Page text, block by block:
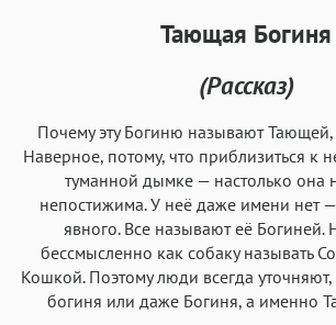
Roboto
Аа
Garamond
Аа
Fira Sans
Аа
Iowan
Аа
San Francisco Аа
SF Serif
Аа
Helvetica Neue
Аа
Arial Аа
Georgia
Тающая Богиня
(Рассказ)
Почему эту Богиню называют Тающей,
Наверное, потому, что приблизиться к
туманной дымке — настолько она
непостижима. У неё даже имени нет
явного. Все называют её Богиней.
бессмысленно как собаку называть
Кошкой. Поэтому люди всегда уточняют,
богиня или даже Богиня, а именно